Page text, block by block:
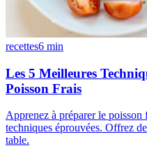
recettes6 min
Les 5 Meilleures
Poisson Frais
Apprenez à préparer le
techniques éprouvées. Offrez
table.